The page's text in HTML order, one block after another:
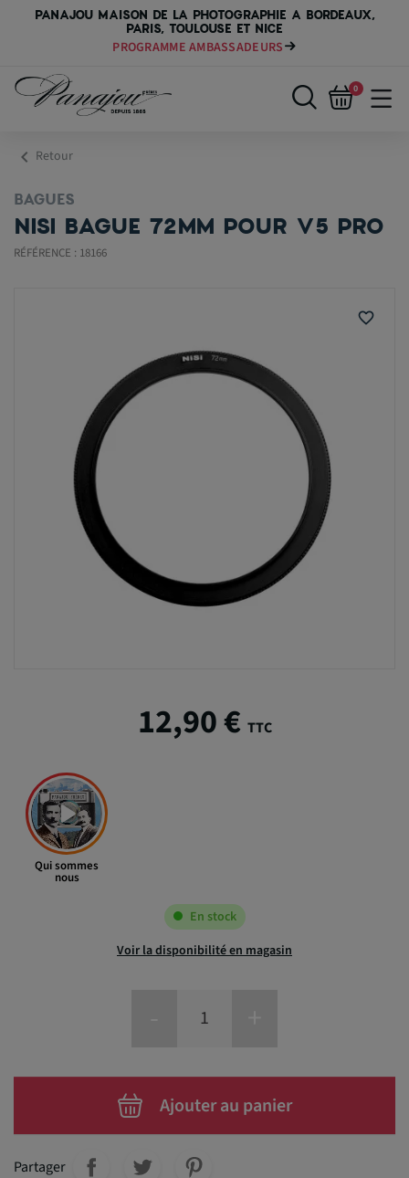
PANAJOU MAISON DE LA PHOTOGRAPHIE A BORDEAUX,
PARIS, TOULOUSE ET NICE
PROGRAMME AMBASSADEURS
0
chevron_left Retour
BAGUES
NISI BAGUE 72MM POUR V5 PRO
RÉFÉRENCE : 18166
favorite_border
12,90 € TTC
Qui sommes
nous
En stock
Voir la disponibilité en magasin
Ajouter au panier
Partager